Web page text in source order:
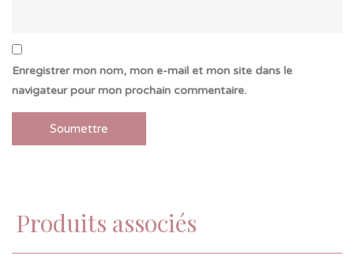
Enregistrer mon nom, mon e-mail et mon site dans le
navigateur pour mon prochain commentaire.
Produits associés